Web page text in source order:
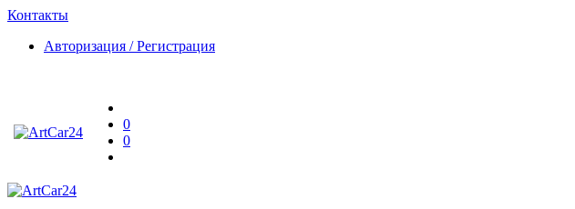
Контакты
Авторизация / Регистрация
0
0